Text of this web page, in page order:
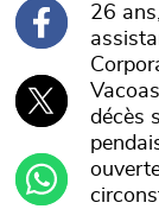
26
décès